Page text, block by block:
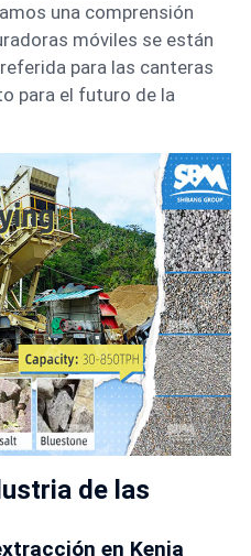
una comprensión
móviles se están
para las canteras
para el futuro de la
de las
en Kenia